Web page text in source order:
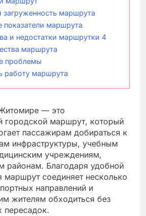
загруженность маршрута
показатели маршрута
и недостатки маршрутки 4
маршрута
проблемы
работу маршрута
— это
городской маршрут, который
пассажирам добираться к
инфраструктуры, учебным
учреждениям,
районам. Благодаря удобной
соединяет несколько
направлений и
жителям обходиться без
пересадок.